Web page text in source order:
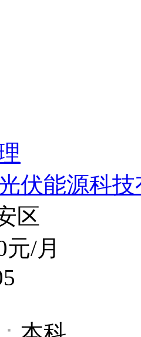
伏能源科
区
元/月